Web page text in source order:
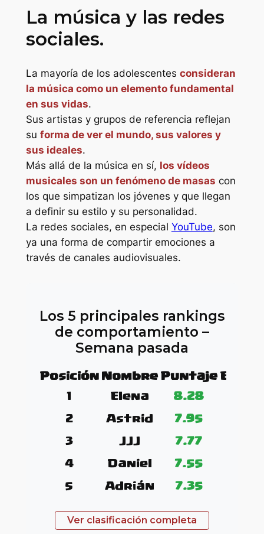
La música y las redes
sociales.
La mayoría de los adolescentes consideran
la música como un elemento fundamental
en sus vidas.
Sus artistas y grupos de referencia reflejan
su forma de ver el mundo, sus valores y
sus ideales.
Más allá de la música en sí, los vídeos
musicales son un fenómeno de masas con
los que simpatizan los jóvenes y que llegan
a definir su estilo y su personalidad.
La redes sociales, en especial YouTube, son
ya una forma de compartir emociones a
través de canales audiovisuales.
Los 5 principales rankings
de comportamiento –
Semana pasada
Posición Nombre Puntaje
1
Elena 8.28
2 Astrid 7.95
3 JJJ 7.77
4 Daniel 7.55
5 Adrián 7.35
Ver clasificación completa